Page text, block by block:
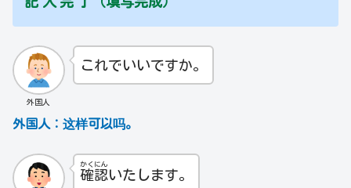
外国人
これでいいですか。
外国人 ：这样可以吗。
確
かく
認
にん
いたします。